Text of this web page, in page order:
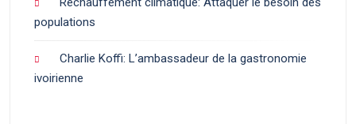
populations
Charlie Koffi: L’ambassadeur de la gastronomie
ivoirienne